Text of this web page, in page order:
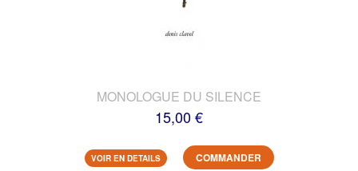
MONOLOGUE DU SILENCE
15,00 €
VOIR EN DETAILS COMMANDER